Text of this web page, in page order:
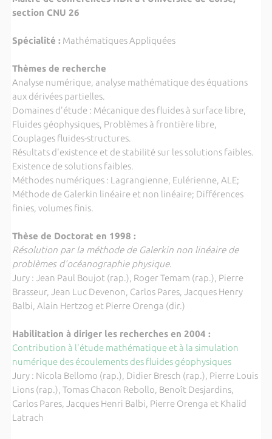
section CNU 26
Spécialité : Mathématiques Appliquées
Thèmes de recherche
Analyse numérique, analyse mathématique des équations
aux dérivées partielles.
Domaines d'étude : Mécanique des fluides à surface libre,
Fluides géophysiques, Problèmes à frontière libre,
Couplages fluides-structures.
Résultats d'existence et de stabilité sur les solutions faibles.
Existence de solutions faibles.
Méthodes numériques : Lagrangienne, Eulérienne, ALE;
Méthode de Galerkin linéaire et non linéaire; Différences
finies, volumes finis.
Thèse de Doctorat en 1998 :
Résolution par la méthode de Galerkin non linéaire de
problèmes d'océanographie physique.
Jury : Jean Paul Boujot (rap.), Roger Temam (rap.), Pierre
Brasseur, Jean Luc Devenon, Carlos Pares, Jacques Henry
Balbi, Alain Hertzog et Pierre Orenga (dir.)
Habilitation à diriger les recherches en 2004 :
Contribution à l'étude mathématique et à la simulation
numérique des écoulements des fluides géophysiques
Jury : Nicola Bellomo (rap.), Didier Bresch (rap.), Pierre Louis
Lions (rap.), Tomas Chacon Rebollo, Benoît Desjardins,
Carlos Pares, Jacques Henri Balbi, Pierre Orenga et Khalid
Latrach